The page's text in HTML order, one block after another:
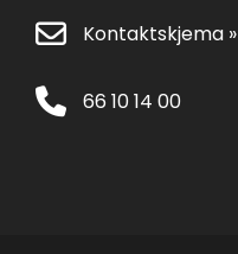
Kontaktskjema »
66 10 14 00